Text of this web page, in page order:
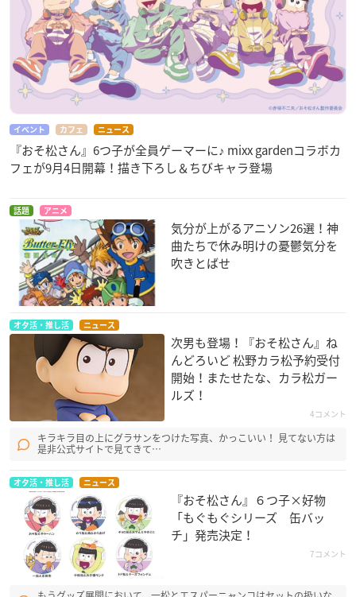
イベント カフェ ニュース
『おそ松さん』6つ子が全員ゲーマーに♪ mixx gardenコラボカ
フェが9月4日開幕！描き下ろし＆ちびキャラ登場
話題 アニメ
気分が上がるアニソン26選！神
曲たちで休み明けの憂鬱気分を
吹きとばせ
オタ活・推し活 ニュース
次男も登場！『おそ松さん』ね
んどろいど 松野カラ松予約受付
開始！またせたな、カラ松ガー
ルズ！
4コメント
キラキラ目の上にグラサンをつけた写真、かっこいい！ 見てない方は
是非公式サイトで見てきて…
オタ活・推し活 ニュース
『おそ松さん』６つ子×好物
「もぐもぐシリーズ 缶バッ
チ」発売決定！
7コメント